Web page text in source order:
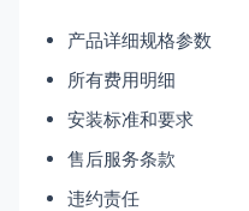
产品详细规格参数
所有费用明细
安装标准和要求
售后服务条款
违约责任